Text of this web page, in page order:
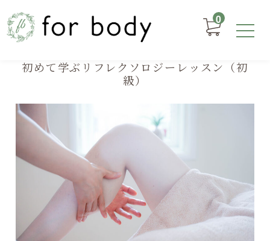
0
初めて学ぶリフレクソロジーレッスン（初
級）